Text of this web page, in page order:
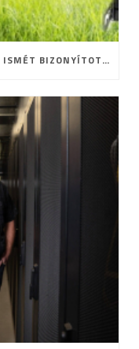
EXTRÉM TERHELÉS? A RACKFOREST ISMÉT BIZONYÍTOTT!